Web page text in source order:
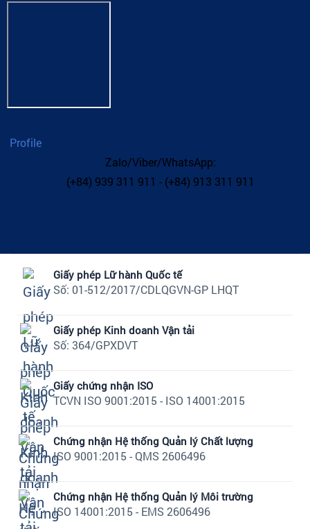
Profile
Zalo/Viber/WhatsApp:
(+84) 939 311 911 - (+84) 913 311 911
Giấy phép Lữ hành Quốc tế
Số: 01-512/2017/CDLQGVN-GP LHQT
Giấy phép Kinh doanh Vận tải
Số: 364/GPXDVT
Giấy chứng nhận ISO
TCVN ISO 9001:2015 - ISO 14001:2015
Chứng nhận Hệ thống Quản lý Chất lượng
ISO 9001:2015 - QMS 2606496
Chứng nhận Hệ thống Quản lý Môi trường
ISO 14001:2015 - EMS 2606496